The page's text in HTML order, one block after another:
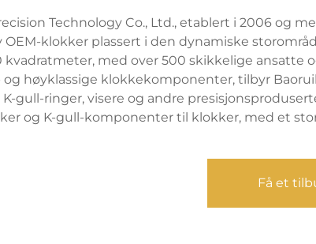
Technology Co., Ltd., etablert i 2006 og
klokker plassert i den dynamiske
kvadratmeter, med over 500 skikkelige
og høyklassige klokkekomponenter, tilbyr
gull-ringer, visere og andre
og K-gull-komponenter til klokker, med et
Få et